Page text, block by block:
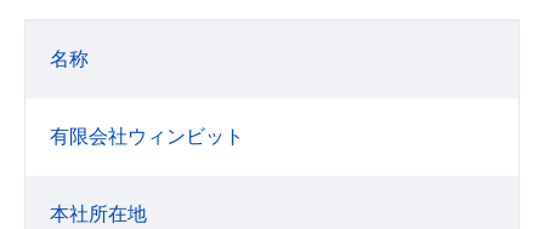
名称
有限会社ウィンビット
本社所在地